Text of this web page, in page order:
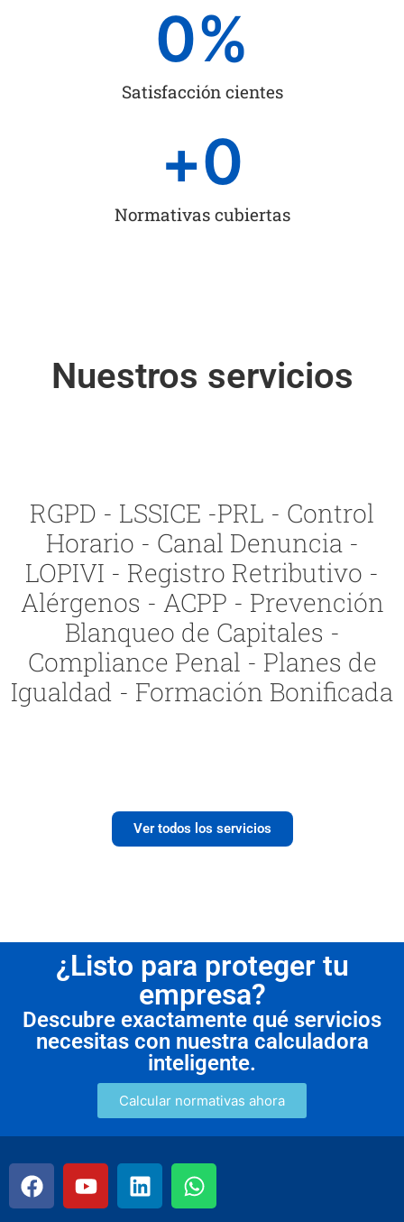
Satisfacción cientes
0%
Normativas cubiertas
+0
Nuestros servicios
RGPD - LSSICE -PRL - Control
Horario - Canal Denuncia -
LOPIVI - Registro Retributivo -
Alérgenos - ACPP - Prevención
Blanqueo de Capitales -
Compliance Penal - Planes de
Igualdad - Formación Bonificada
Ver todos los servicios
¿Listo para proteger tu
empresa?
Descubre exactamente qué servicios
necesitas con nuestra calculadora
inteligente.
Calcular normativas ahora